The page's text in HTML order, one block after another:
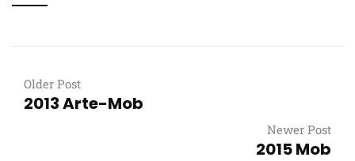
Older Post
2013 Arte-Mob
Newer Post
2015 Mob